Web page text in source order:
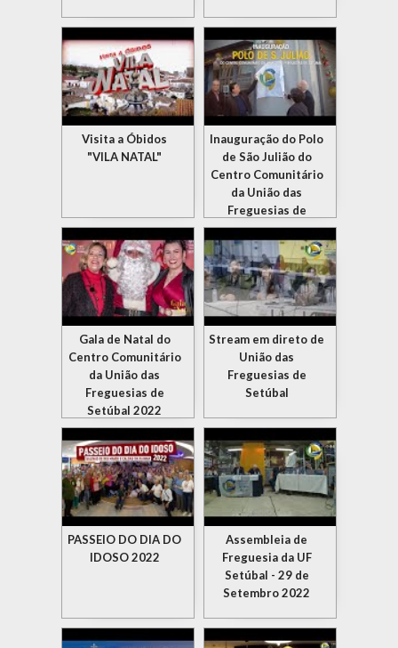
Visita a Óbidos
"VILA NATAL"
Inauguração do Polo
de São Julião do
Centro Comunitário
da União das
Freguesias de
Setúbal
Gala de Natal do
Centro Comunitário
da União das
Freguesias de
Setúbal 2022
Stream em direto de
União das
Freguesias de
Setúbal
PASSEIO DO DIA DO
IDOSO 2022
Assembleia de
Freguesia da UF
Setúbal - 29 de
Setembro 2022